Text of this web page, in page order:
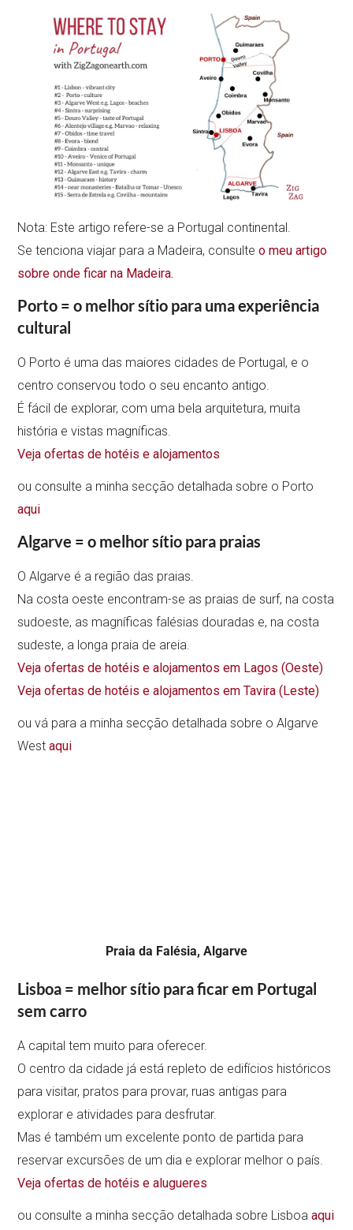
Nota: Este artigo refere-se a Portugal continental.
Se tenciona viajar para a Madeira, consulteo meu artigo
sobre onde ficar na Madeira.
Porto = o melhor sítio para uma experiência
cultural
O Porto é uma das maiores cidades de Portugal, e o
centro conservou todo o seu encanto antigo.
É fácil de explorar, com uma bela arquitetura, muita
história e vistas magníficas.
Veja ofertas de hotéis e alojamentos
ou consulte a minha secção detalhada sobre o Porto
aqui
Algarve = o melhor sítio para praias
O Algarve é a região das praias.
Na costa oeste encontram-se as praias de surf, na costa
sudoeste, as magníficas falésias douradas e, na costa
sudeste, a longa praia de areia.
Veja ofertas de hotéis e alojamentos em Lagos (Oeste)
Veja ofertas de hotéis e alojamentos em Tavira (Leste)
ou vá para a minha secção detalhada sobre o Algarve
Westaqui
Praia da Falésia, Algarve
Lisboa = melhor sítio para ficar em Portugal
sem carro
A capital tem muito para oferecer.
O centro da cidade já está repleto de edifícios históricos
para visitar, pratos para provar, ruas antigas para
explorar e atividades para desfrutar.
Mas é também um excelente ponto de partida para
reservar excursões de um dia e explorar melhor o país.
Veja ofertas de hotéis e alugueres
ou consulte a minha secção detalhada sobre Lisboaaqui